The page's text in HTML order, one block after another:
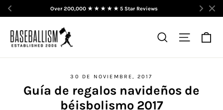
Over 200,000 ★ ★ ★ ★ ★ 5 Star Reviews
directamente
Buscar
30 DE NOVIEMBRE, 2017
Guía de regalos navideños de
béisbolismo 2017